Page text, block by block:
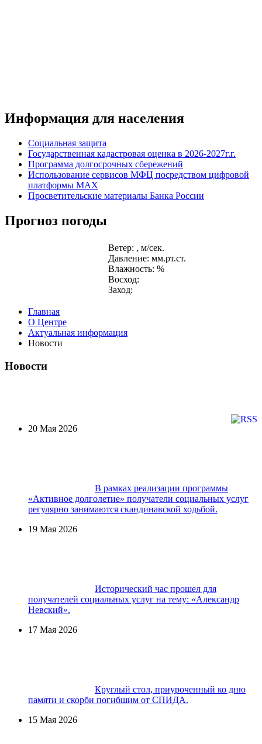
Информация для населения
Социальная защита
Государственная кадастровая оценка в 2026-2027г.г.
Программа долгосрочных сбережений
Использование сервисов МФЦ посредством цифровой
платформы MAX
Просветительские материалы Банка России
Прогноз погоды
Ветер: , м/сек.
Давление: мм.рт.ст.
Влажность: %
Восход:
Заход:
Главная
О Центре
Актуальная информация
Новости
Новости
20 Мая 2026
В рамках реализации программы
«Активное долголетие» получатели социальных услуг
регулярно занимаются скандинавской ходьбой.
19 Мая 2026
Исторический час прошел для
получателей социальных услуг на тему: «Александр
Невский».
17 Мая 2026
Круглый стол, приуроченный ко дню
памяти и скорби погибшим от СПИДА.
15 Мая 2026